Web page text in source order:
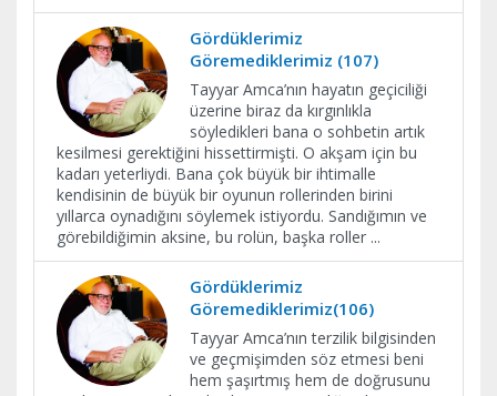
Gördüklerimiz
Göremediklerimiz (107)
Tayyar Amca’nın hayatın geçiciliği
üzerine biraz da kırgınlıkla
söyledikleri bana o sohbetin artık
kesilmesi gerektiğini hissettirmişti. O akşam için bu
kadarı yeterliydi. Bana çok büyük bir ihtimalle
kendisinin de büyük bir oyunun rollerinden birini
yıllarca oynadığını söylemek istiyordu. Sandığımın ve
görebildiğimin aksine, bu rolün, başka roller ...
Gördüklerimiz
Göremediklerimiz(106)
Tayyar Amca’nın terzilik bilgisinden
ve geçmişimden söz etmesi beni
hem şaşırtmış hem de doğrusunu